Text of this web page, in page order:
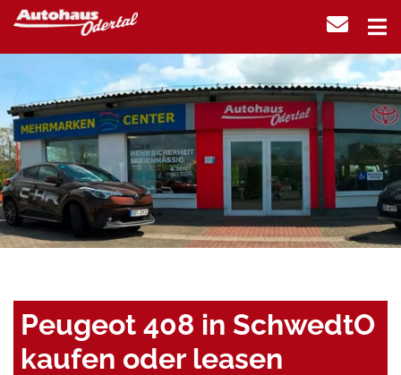
Peugeot 408 in SchwedtO
kaufen oder leasen